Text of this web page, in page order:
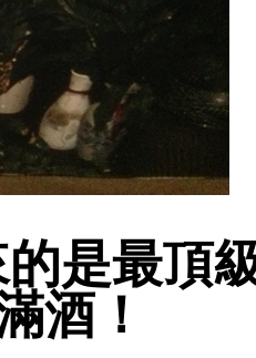
是最頂
酒！